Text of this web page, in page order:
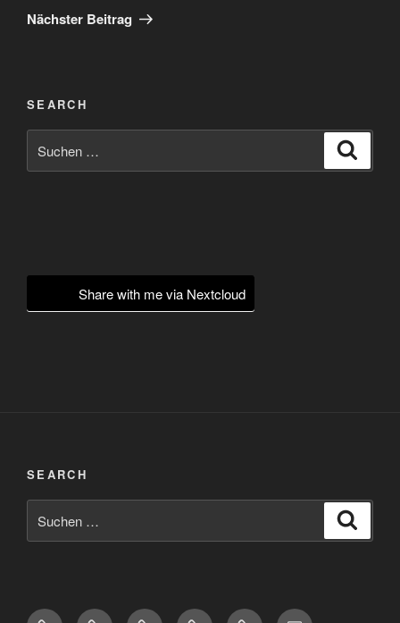
Beitrag
Nächster Beitrag
SEARCH
nach:
Share with me via Nextcloud
SEARCH
nach: